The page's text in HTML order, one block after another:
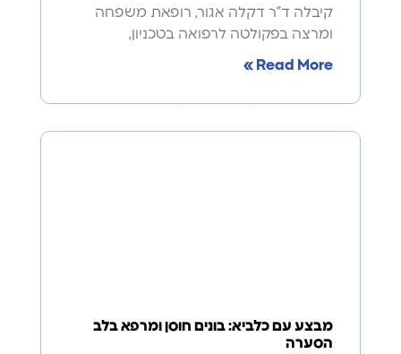
קיבלה ד”ר דקלה אגור, רופאת משפחה
ומרצה בפקולטה לרפואה בטכניון,
Read More »
מבצע עם כלביא: בונים חוסן ומרפא בלב
הסערה